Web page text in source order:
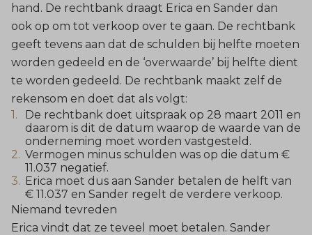
hand. De rechtbank draagt Erica en Sander dan
ook op om tot verkoop over te gaan. De rechtbank
geeft tevens aan dat de schulden bij helfte moeten
worden gedeeld en de ‘overwaarde’ bij helfte dient
te worden gedeeld. De rechtbank maakt zelf de
rekensom en doet dat als volgt:
De rechtbank doet uitspraak op 28 maart 2011 en
daarom is dit de datum waarop de waarde van de
onderneming moet worden vastgesteld.
Vermogen minus schulden was op die datum €
11.037 negatief.
Erica moet dus aan Sander betalen de helft van
€ 11.037 en Sander regelt de verdere verkoop.
Niemand tevreden
Erica vindt dat ze teveel moet betalen. Sander